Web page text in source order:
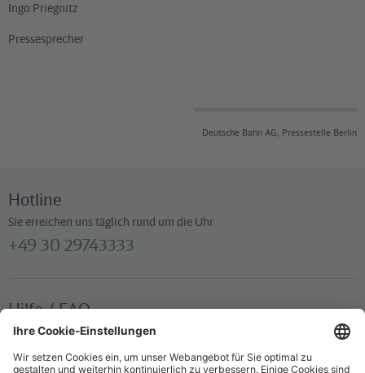
Ingo Priegnitz
Pressesprecher
Deutsche Bahn AG, Pressestelle Berlin
Hotline
Sie erreichen uns täglich rund um die Uhr
+49 30 29743333
Hilfe / FAQ
Die wichtigsten Antworten und Hilfestellungen für unterwegs